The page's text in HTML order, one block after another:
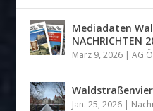
Mediadaten
NACHRICHTEN
März 9, 2026 |AG
Jan. 25, 2026 |